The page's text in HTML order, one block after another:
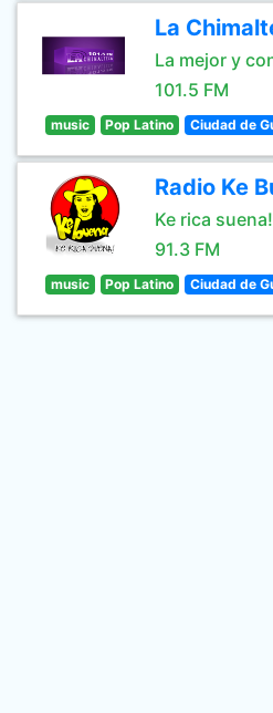
La
La mejor y
101.5 FM
music Pop Latino Ciudad de
Radio Ke
Ke rica suena!
91.3 FM
music Pop Latino Ciudad de